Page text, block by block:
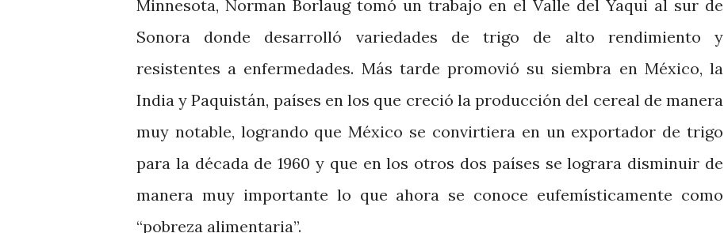
Minnesota, Norman Borlaug tomó un trabajo en el Valle del Yaqui al sur de
Sonora donde desarrolló variedades de trigo de alto rendimiento y
resistentes a enfermedades. Más tarde promovió su siembra en México, la
India y Paquistán, países en los que creció la producción del cereal de manera
muy notable, logrando que México se convirtiera en un exportador de trigo
para la década de 1960 y que en los otros dos países se lograra disminuir de
manera muy importante lo que ahora se conoce eufemísticamente como
“pobreza alimentaria”.